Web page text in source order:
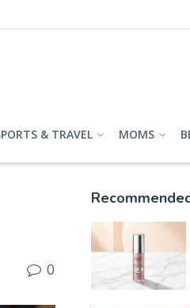
& TRAVEL MOMS
0